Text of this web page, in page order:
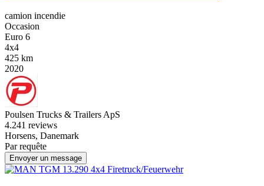
camion incendie
Occasion
Euro 6
4x4
425 km
2020
Poulsen Trucks & Trailers ApS
4.241 reviews
Horsens, Danemark
Par requête
Envoyer un message